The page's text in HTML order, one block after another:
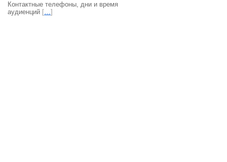
Контактные телефоны, дни и время
аудиенций […]